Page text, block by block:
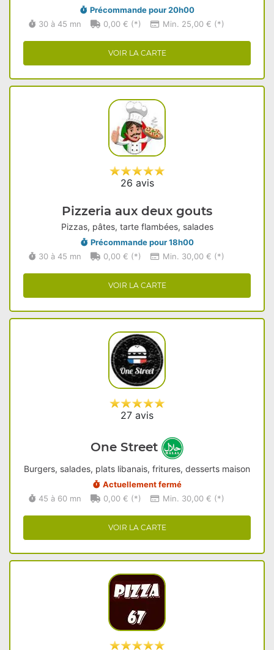
Précommande pour 20h00
30 à 45 mn
0,00 € (*) Min. 25,00 € (*)
VOIR LA CARTE
26 avis
Pizzeria aux deux gouts
Pizzas, pâtes, tarte flambées, salades
Précommande pour 18h00
30 à 45 mn
0,00 € (*) Min. 30,00 € (*)
VOIR LA CARTE
27 avis
One Street
Burgers, salades, plats libanais, fritures, desserts maison
Actuellement fermé
45 à 60 mn
0,00 € (*) Min. 30,00 € (*)
VOIR LA CARTE